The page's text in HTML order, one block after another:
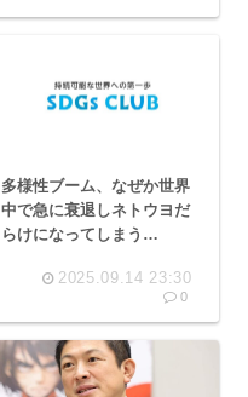
多様性ブーム、なぜか世界
中で急に衰退しネトウヨだ
らけになってしまう…
2025.09.14 23:30
0